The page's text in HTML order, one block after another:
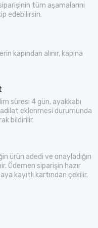
tüm aşamalarını
edebilirsin.
kapından alınır, kapına
süresi 4 gün, ayakkabı
eklenmesi durumunda
bildirilir.
ürün adedi ve onayladığın
Ödemen siparişin hazır
kayıtlı kartından çekilir.